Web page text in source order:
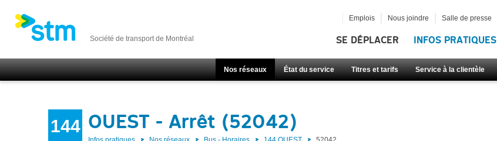
Société de transport de Montréal SE DÉPLACER INFOS PRATIQUES
Nos réseaux État du service Titres et tarifs Service à la clientèle
Emplois Nous joindre Salle de presse
144 OUEST - Arrêt (52042)